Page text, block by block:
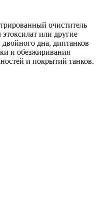
очиститель
или другие
дна, диптанков
и обезжиривания
и покрытий танков.